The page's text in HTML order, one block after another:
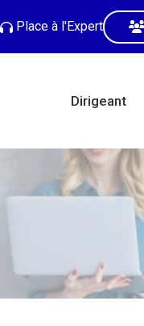
Place à l'Expert
Dirigeant